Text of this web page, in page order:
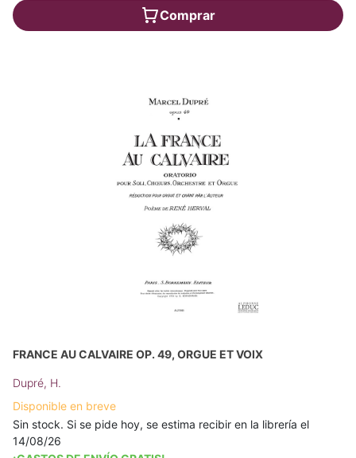
Comprar
FRANCE AU CALVAIRE OP. 49, ORGUE ET VOIX
Dupré, H.
Disponible en breve
Sin stock. Si se pide hoy, se estima recibir en la librería el
14/08/26